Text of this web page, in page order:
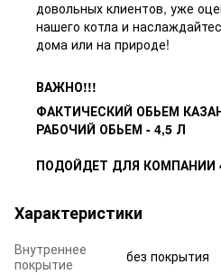
довольных клиентов, уже
нашего котла и
дома или на природе!
ВАЖНО!!!
ФАКТИЧЕСКИЙ ОБЬЕМ
РАБОЧИЙ ОБЬЕМ - 4,5 Л
ПОДОЙДЕТ ДЛЯ КОМПАНИИ
Характеристики
Внутреннее
покрытие
без покрытия